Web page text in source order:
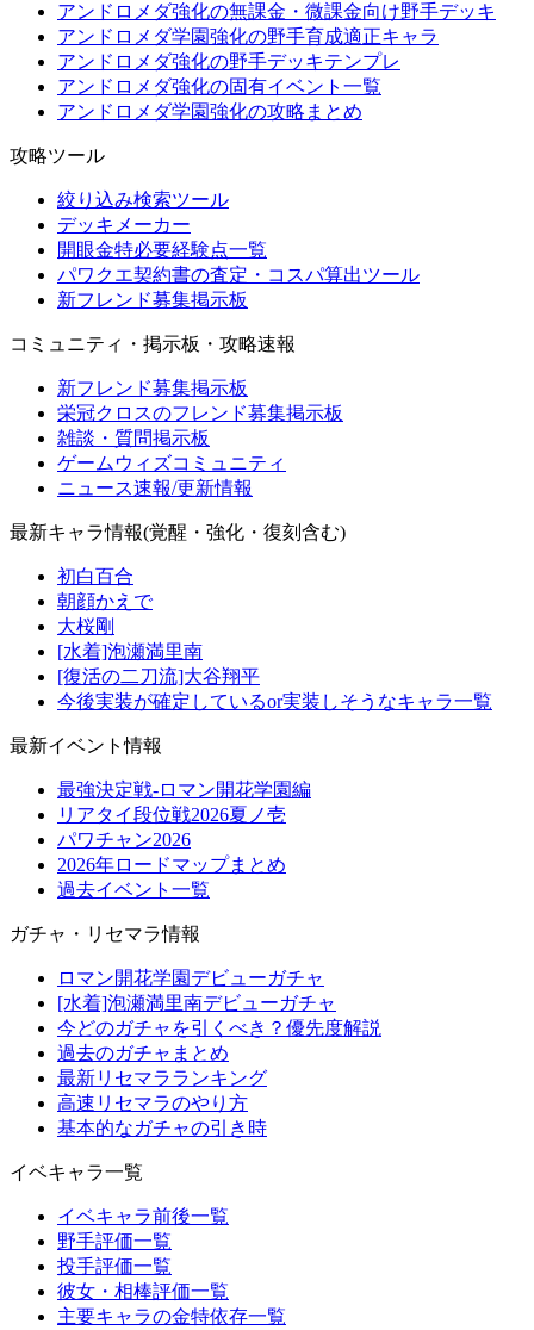
アンドロメダ強化の無課金・微課金向け野手デッキ
アンドロメダ学園強化の野手育成適正キャラ
アンドロメダ強化の野手デッキテンプレ
アンドロメダ強化の固有イベント一覧
アンドロメダ学園強化の攻略まとめ
攻略ツール
絞り込み検索ツール
デッキメーカー
開眼金特必要経験点一覧
パワクエ契約書の査定・コスパ算出ツール
新フレンド募集掲示板
コミュニティ・掲示板・攻略速報
新フレンド募集掲示板
栄冠クロスのフレンド募集掲示板
雑談・質問掲示板
ゲームウィズコミュニティ
ニュース速報/更新情報
最新キャラ情報(覚醒・強化・復刻含む)
初白百合
朝顔かえで
大桜剛
[水着]泡瀬満里南
[復活の二刀流]大谷翔平
今後実装が確定しているor実装しそうなキャラ一覧
最新イベント情報
最強決定戦-ロマン開花学園編
リアタイ段位戦2026夏ノ壱
パワチャン2026
2026年ロードマップまとめ
過去イベント一覧
ガチャ・リセマラ情報
ロマン開花学園デビューガチャ
[水着]泡瀬満里南デビューガチャ
今どのガチャを引くべき？優先度解説
過去のガチャまとめ
最新リセマラランキング
高速リセマラのやり方
基本的なガチャの引き時
イベキャラ一覧
イベキャラ前後一覧
野手評価一覧
投手評価一覧
彼女・相棒評価一覧
主要キャラの金特依存一覧